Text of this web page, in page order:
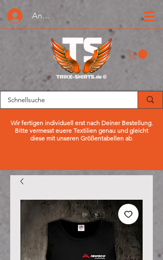
Anmelden oder Registrieren
Wir fertigen individuell erst nach Deiner Bestellung.
Bitte vermesst euere Textilien genau und gleicht
diese mit unseren Größentabellen ab.